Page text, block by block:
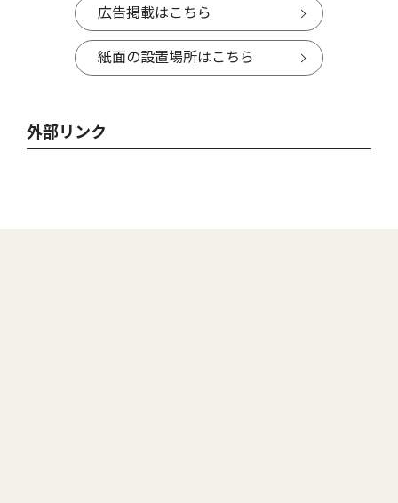
広告掲載はこちら
紙面の設置場所はこちら
外部リンク